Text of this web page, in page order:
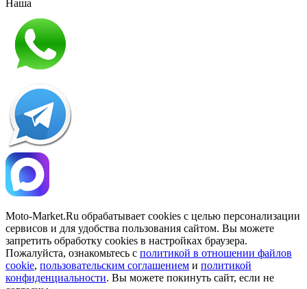
Наша
Moto-Market.Ru обрабатывает сookies с целью персонализации
сервисов и для удобства пользования сайтом. Вы можете
запретить обработку сookies в настройках браузера.
Пожалуйста, ознакомьтесь с политикой в отношении файлов
cookie, пользовательским соглашением и политикой
конфиденциальности. Вы можете покинуть сайт, если не